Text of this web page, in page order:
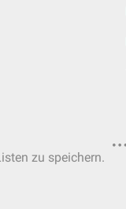
zu speichern.